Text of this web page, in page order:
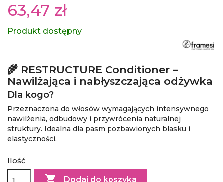
63,47 zł
Produkt dostępny
🌾 RESTRUCTURE Conditioner –
Nawilżająca i nabłyszczająca odżywka
Dla kogo?
Przeznaczona do włosów wymagających intensywnego
nawilżenia, odbudowy i przywrócenia naturalnej
struktury. Idealna dla pasm pozbawionych blasku i
elastyczności.
Ilość
 Dodaj do koszyka